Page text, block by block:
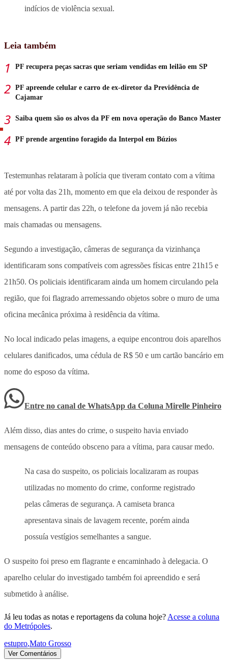
indícios de violência sexual.
Leia também
PF recupera peças sacras que seriam vendidas em leilão em SP
PF apreende celular e carro de ex-diretor da Previdência de
Cajamar
Saiba quem são os alvos da PF em nova operação do Banco Master
PF prende argentino foragido da Interpol em Búzios
Testemunhas relataram à polícia que tiveram contato com a vítima
até por volta das 21h, momento em que ela deixou de responder às
mensagens. A partir das 22h, o telefone da jovem já não recebia
mais chamadas ou mensagens.
Segundo a investigação, câmeras de segurança da vizinhança
identificaram sons compatíveis com agressões físicas entre 21h15 e
21h50. Os policiais identificaram ainda um homem circulando pela
região, que foi flagrado arremessando objetos sobre o muro de uma
oficina mecânica próxima à residência da vítima.
No local indicado pelas imagens, a equipe encontrou dois aparelhos
celulares danificados, uma cédula de R$ 50 e um cartão bancário em
nome do esposo da vítima.
Entre no canal de WhatsApp da Coluna Mirelle Pinheiro
Além disso, dias antes do crime, o suspeito havia enviado
mensagens de conteúdo obsceno para a vítima, para causar medo.
Na casa do suspeito, os policiais localizaram as roupas
utilizadas no momento do crime, conforme registrado
pelas câmeras de segurança. A camiseta branca
apresentava sinais de lavagem recente, porém ainda
possuía vestígios semelhantes a sangue.
O suspeito foi preso em flagrante e encaminhado à delegacia. O
aparelho celular do investigado também foi apreendido e será
submetido à análise.
Já leu todas as notas e reportagens da coluna hoje? Acesse a coluna
do Metrópoles.
estupro,Mato Grosso
Ver Comentários